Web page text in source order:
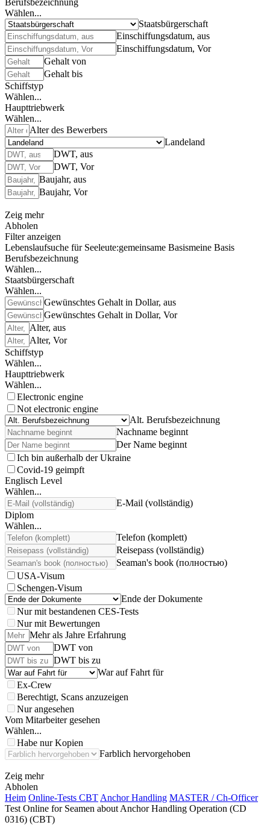
Berufsbezeichnung
Wählen...
Staatsbürgerschaft
Einschiffungsdatum, aus
Einschiffungsdatum, Vor
Gehalt von
Gehalt bis
Schiffstyp
Wählen...
Haupttriebwerk
Wählen...
Alter des Bewerbers
Landeland
DWT, aus
DWT, Vor
Baujahr, aus
Baujahr, Vor
Zeig mehr
Abholen
Filter anzeigen
Lebenslaufsuche für Seeleute:gemeinsame Basismeine Basis
Berufsbezeichnung
Wählen...
Staatsbürgerschaft
Wählen...
Gewünschtes Gehalt in Dollar, aus
Gewünschtes Gehalt in Dollar, Vor
Alter, aus
Alter, Vor
Schiffstyp
Wählen...
Haupttriebwerk
Wählen...
Electronic engine
Not electronic engine
Alt. Berufsbezeichnung
Nachname beginnt
Der Name beginnt
Ich bin außerhalb der Ukraine
Covid-19 geimpft
Englisch Level
Wählen...
E-Mail (vollständig)
Diplom
Wählen...
Telefon (komplett)
Reisepass (vollständig)
Seaman's book (полностью)
USA-Visum
Schengen-Visum
Ende der Dokumente
Nur mit bestandenen CES-Tests
Nur mit Bewertungen
Mehr als Jahre Erfahrung
DWT von
DWT bis zu
War auf Fahrt für
Ex-Crew
Berechtigt, Scans anzuzeigen
Nur angesehen
Vom Mitarbeiter gesehen
Wählen...
Habe nur Kopien
Farblich hervorgehoben
Zeig mehr
Abholen
Heim Online-Tests CBT Anchor Handling MASTER / Ch-Officer
Test Online for Seamen about Anchor Handling Operation (CD
0316) (CBT)